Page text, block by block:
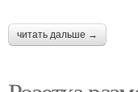
читать дальше →